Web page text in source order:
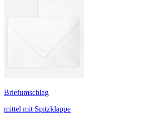
Briefumschlag
mittel mit Spitzklappe